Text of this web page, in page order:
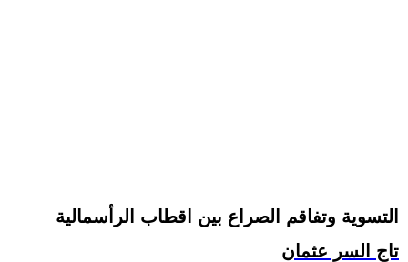
التسوية وتفاقم الصراع بين اقطاب الرأسمالية
تاج السر عثمان